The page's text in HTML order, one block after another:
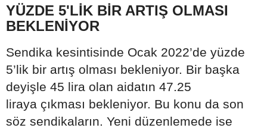
YÜZDE 5'LİK BİR ARTIŞ OLMASI
BEKLENİYOR
Sendika kesintisinde Ocak 2022’de yüzde
5’lik bir artış olması bekleniyor. Bir başka
deyişle 45 lira olan aidatın 47.25
liraya çıkması bekleniyor. Bu konu da son
söz sendikaların. Yeni düzenlemede ise